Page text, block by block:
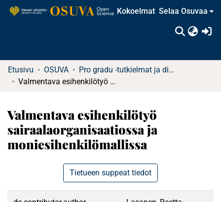
Kokoelmat Selaa Osuvaa
Etusivu OSUVA
Pro gradu -tutkielmat ja diplomityöt
Valmentava esihenkilötyö sairaalaorganisaatiossa ja moniesihenkilömallissa
Valmentava esihenkilötyö
sairaalaorganisaatiossa ja
moniesihenkilömallissa
Tietueen suppeat tiedot